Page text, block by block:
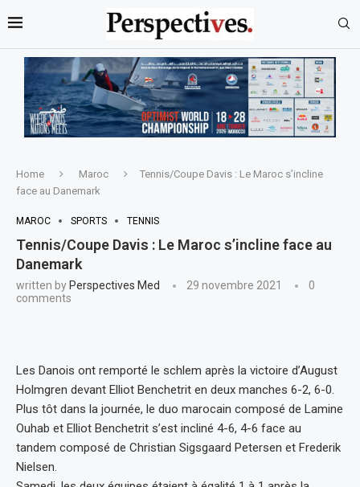
Home Maroc
Tennis/Coupe Davis : Le Maroc s’incline
face au Danemark
MAROC SPORTS TENNIS
Tennis/Coupe Davis : Le Maroc s’incline face au
Danemark
written by Perspectives Med 29 novembre 2021
0
comments
Les Danois ont remporté le schlem après la victoire d’August
Holmgren devant Elliot Benchetrit en deux manches 6-2, 6-0.
Plus tôt dans la journée, le duo marocain composé de Lamine
Ouhab et Elliot Benchetrit s’est incliné 4-6, 4-6 face au
tandem composé de Christian Sigsgaard Petersen et Frederik
Nielsen.